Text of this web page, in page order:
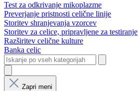
Test za odkrivanje mikoplazme
Preverjanje pristnosti celične linije
Storitev shranjevanja vzorcev
Storitev za celice, pripravljene za testiranje
Razširitev celične kulture
Banka celic
Zapri meni